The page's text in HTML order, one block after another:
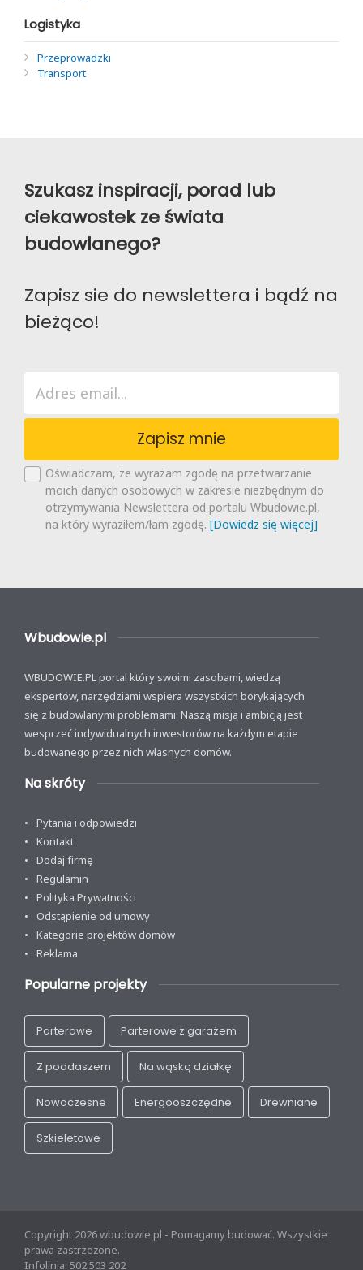
Logistyka
Przeprowadzki
Transport
Szukasz inspiracji, porad lub
ciekawostek ze świata
budowlanego?
Zapisz sie do newslettera i bądź na
bieżąco!
Zapisz mnie
Oświadczam, że wyrażam zgodę na przetwarzanie
moich danych osobowych w zakresie niezbędnym do
otrzymywania Newslettera od portalu Wbudowie.pl,
na który wyraziłem/łam zgodę. [Dowiedz się więcej]
Wbudowie.pl
WBUDOWIE.PL portal który swoimi zasobami, wiedzą
ekspertów, narzędziami wspiera wszystkich borykających
się z budowlanymi problemami. Naszą misją i ambicją jest
wesprzeć indywidualnych inwestorów na każdym etapie
budowanego przez nich własnych domów.
Na skróty
Pytania i odpowiedzi
Kontakt
Dodaj firmę
Regulamin
Polityka Prywatności
Odstąpienie od umowy
Kategorie projektów domów
Reklama
Popularne projekty
Parterowe Parterowe z garażem
Z poddaszem Na wąską działkę
Nowoczesne Energooszczędne Drewniane
Szkieletowe
Copyright 2026 wbudowie.pl - Pomagamy budować. Wszystkie
prawa zastrzeżone.
Infolinia: 502 503 202